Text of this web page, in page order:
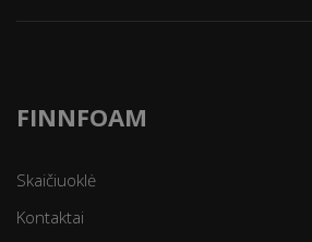
FINNFOAM
Skaičiuoklė
Kontaktai